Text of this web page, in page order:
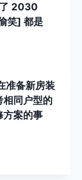
2030
笑] 都是
准备新房装
相同户型的
方案的事